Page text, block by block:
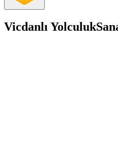
Vicdanlı Yolculuk